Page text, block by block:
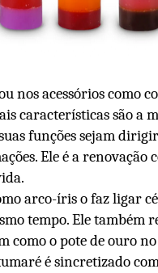
nos acessórios como
características são a
funções sejam
Ele é a renovação
arco-íris o faz ligar
tempo. Ele também
como o pote de ouro
é sincretizado